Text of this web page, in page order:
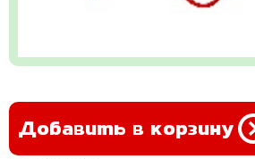
Добавить в корзину